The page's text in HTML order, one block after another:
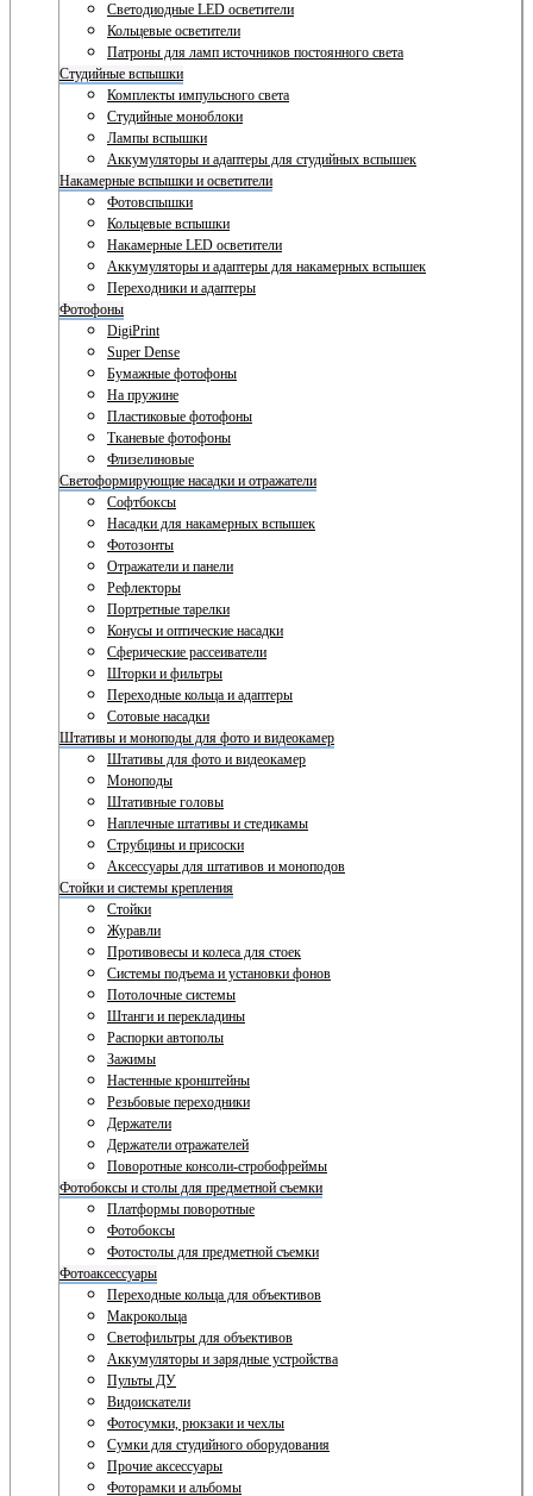
Светодиодные LED осветители
Кольцевые осветители
Патроны для ламп источников постоянного света
Студийные вспышки
Комплекты импульсного света
Студийные моноблоки
Лампы вспышки
Аккумуляторы и адаптеры для студийных вспышек
Накамерные вспышки и осветители
Фотовспышки
Кольцевые вспышки
Накамерные LED осветители
Аккумуляторы и адаптеры для накамерных вспышек
Переходники и адаптеры
Фотофоны
DigiPrint
Super Dense
Бумажные фотофоны
На пружине
Пластиковые фотофоны
Тканевые фотофоны
Флизелиновые
Светоформирующие насадки и отражатели
Софтбоксы
Насадки для накамерных вспышек
Фотозонты
Отражатели и панели
Рефлекторы
Портретные тарелки
Конусы и оптические насадки
Сферические рассеиватели
Шторки и фильтры
Переходные кольца и адаптеры
Сотовые насадки
Штативы и моноподы для фото и видеокамер
Штативы для фото и видеокамер
Моноподы
Штативные головы
Наплечные штативы и стедикамы
Струбцины и присоски
Аксессуары для штативов и моноподов
Стойки и системы крепления
Стойки
Журавли
Противовесы и колеса для стоек
Системы подъема и установки фонов
Потолочные системы
Штанги и перекладины
Распорки автополы
Зажимы
Настенные кронштейны
Резьбовые переходники
Держатели
Держатели отражателей
Поворотные консоли-стробофреймы
Фотобоксы и столы для предметной съемки
Платформы поворотные
Фотобоксы
Фотостолы для предметной съемки
Фотоаксессуары
Переходные кольца для объективов
Макрокольца
Светофильтры для объективов
Аккумуляторы и зарядные устройства
Пульты ДУ
Видоискатели
Фотосумки, рюкзаки и чехлы
Сумки для студийного оборудования
Прочие аксессуары
Фоторамки и альбомы